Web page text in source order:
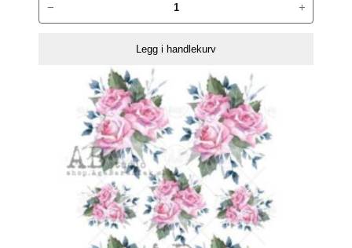
Rispapir
− +
Legg i handlekurv